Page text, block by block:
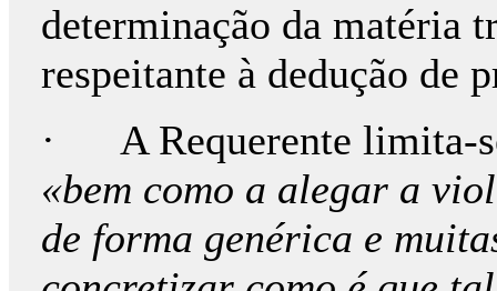
determinação da matéria
respeitante à dedução de
· A Requerente limita-
«bem como a alegar a
de forma genérica e